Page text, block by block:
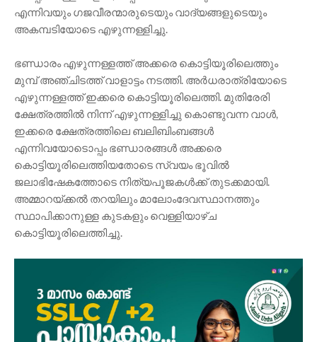
എന്നിവയും ഗജവീരന്മാരുടെയും വാദ്യങ്ങളുടെയും
അകമ്പടിയോടെ എഴുന്നള്ളിച്ചു.
ഭണ്ഡാരം എഴുന്നള്ളത്ത് അക്കരെ കൊട്ടിയൂരിലെത്തും
മുമ്പ് അഞ്ചിടത്ത് വാളാട്ടം നടത്തി. അർധരാത്രിയോടെ
എഴുന്നള്ളത്ത് ഇക്കരെ കൊട്ടിയൂരിലെത്തി. മുതിരേരി
ക്ഷേത്രത്തിൽ നിന്ന് എഴുന്നള്ളിച്ചു കൊണ്ടുവന്ന വാൾ,
ഇക്കരെ ക്ഷേത്രത്തിലെ ബലിബിംബങ്ങൾ
എന്നിവയോടൊപ്പം ഭണ്ഡാരങ്ങൾ അക്കരെ
കൊട്ടിയൂരിലെത്തിയതോടെ സ്വയം ഭൂവിൽ
ജലാഭിഷേകത്തോടെ നിത്യപൂജകൾക്ക് തുടക്കമായി.
അമ്മാറയ്ക്കൽ തറയിലും മാലോംദേവസ്ഥാനത്തും
സ്ഥാപിക്കാനുള്ള കുടകളും വെള്ളിയാഴ്ച
കൊട്ടിയൂരിലെത്തിച്ചു.